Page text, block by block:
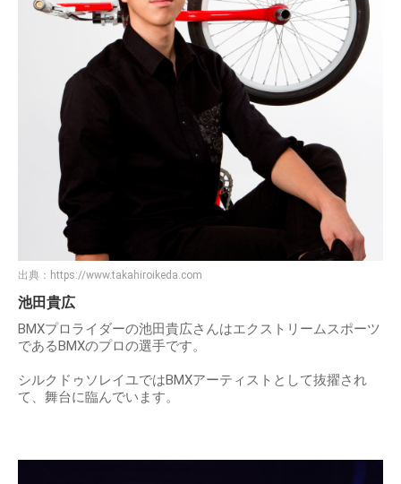
出典： https://www.takahiroikeda.com
池田貴広
BMXプロライダーの池田貴広さんはエクストリームスポーツ
であるBMXのプロの選手です。
シルクドゥソレイユではBMXアーティストとして抜擢され
て、舞台に臨んでいます。